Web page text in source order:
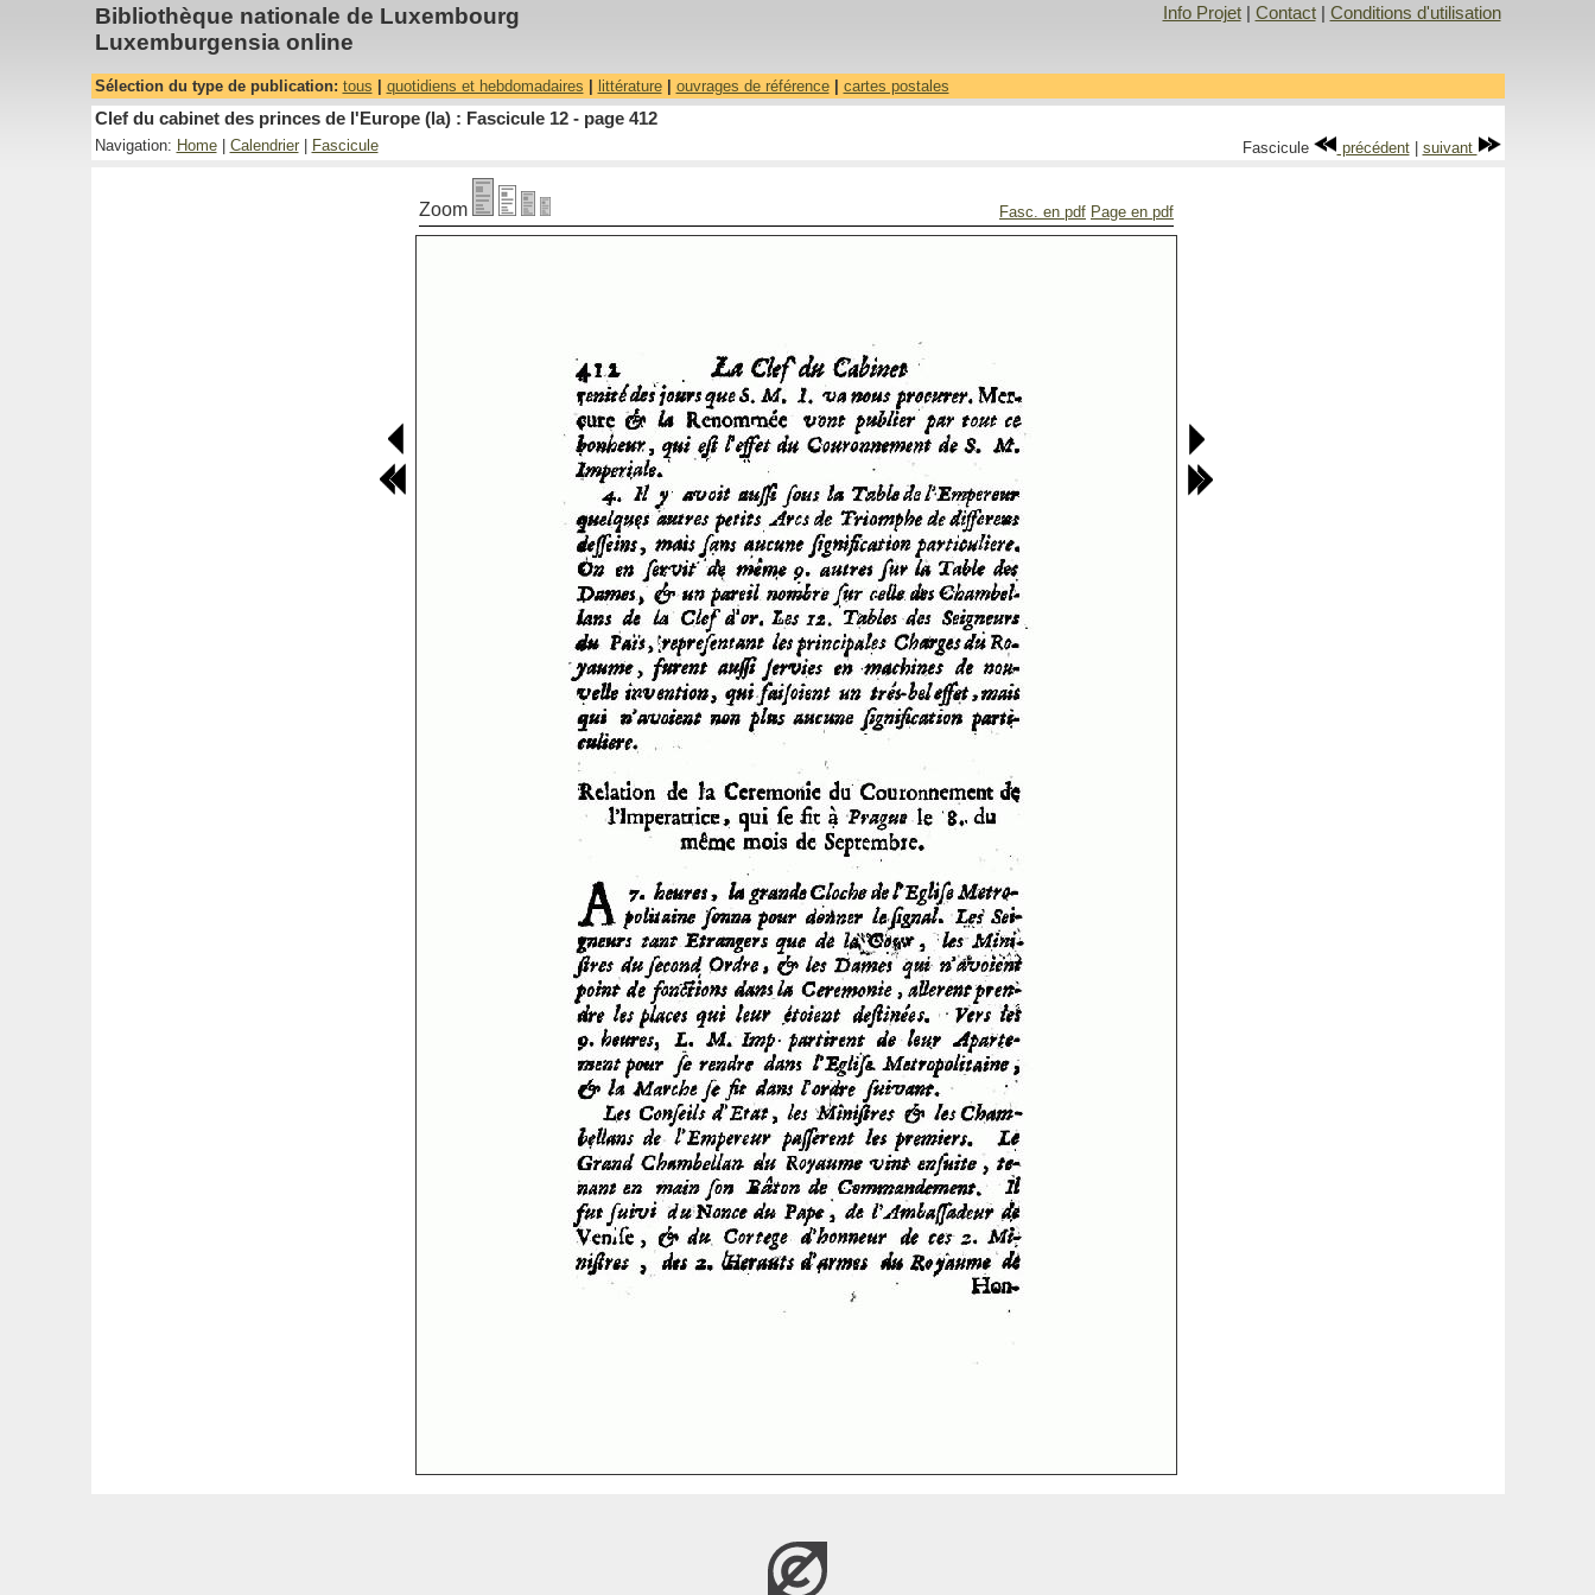
Bibliothèque nationale de Luxembourg
Luxemburgensia online
Info Projet| Contact| Conditions d'utilisation
Sélection du type de publication: tous quotidiens et hebdomadaires littérature| ouvrages de référence| cartes postales
Clef du cabinet des princes de l'Europe (la) : Fascicule 12 - page 412
Navigation: Home| Calendrier| Fascicule Fascicule précédent| suivant
Zoom Fasc. en pdf Page en pdf